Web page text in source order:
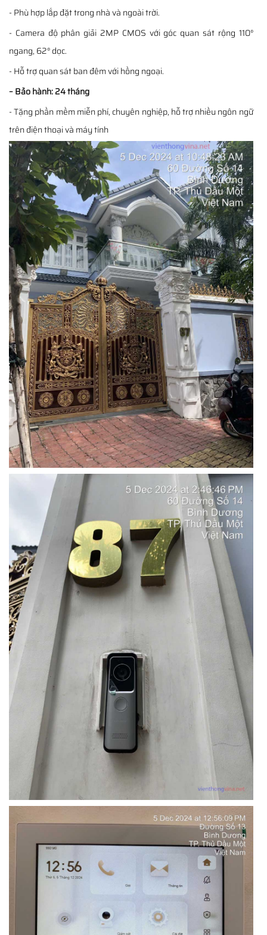
- Phù hợp lắp đặt trong nhà và ngoài trời.
- Camera độ phân giải 2MP CMOS với góc quan sát rộng 110°
ngang, 62° dọc.
- Hỗ trợ quan sát ban đêm với hồng ngoại.
– Bảo hành: 24 tháng
- Tặng phần mềm miễn phí, chuyên nghiệp, hỗ trợ nhiều ngôn ngữ
trên điện thoại và máy tính